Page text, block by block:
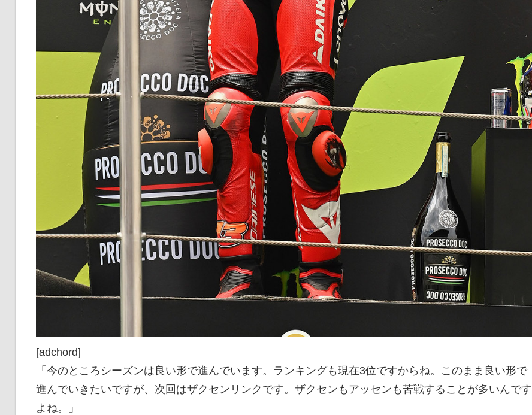
[adchord]
「今のところシーズンは良い形で進んでいます。ランキングも現在3位ですからね。このまま良い形で
進んでいきたいですが、次回はザクセンリンクです。ザクセンもアッセンも苦戦することが多いんです
よね。」